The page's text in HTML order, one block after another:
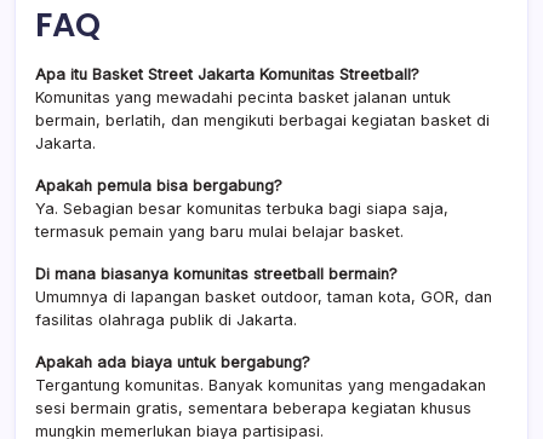
FAQ
Apa itu Basket Street Jakarta Komunitas Streetball?
Komunitas yang mewadahi pecinta basket jalanan untuk
bermain, berlatih, dan mengikuti berbagai kegiatan basket di
Jakarta.
Apakah pemula bisa bergabung?
Ya. Sebagian besar komunitas terbuka bagi siapa saja,
termasuk pemain yang baru mulai belajar basket.
Di mana biasanya komunitas streetball bermain?
Umumnya di lapangan basket outdoor, taman kota, GOR, dan
fasilitas olahraga publik di Jakarta.
Apakah ada biaya untuk bergabung?
Tergantung komunitas. Banyak komunitas yang mengadakan
sesi bermain gratis, sementara beberapa kegiatan khusus
mungkin memerlukan biaya partisipasi.